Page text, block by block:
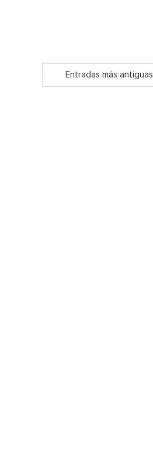
Entradas más antiguas